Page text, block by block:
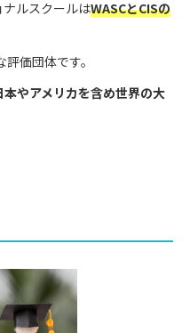
ルスクールはWASCとCISの
価団体です。
本やアメリカを含め世界の大